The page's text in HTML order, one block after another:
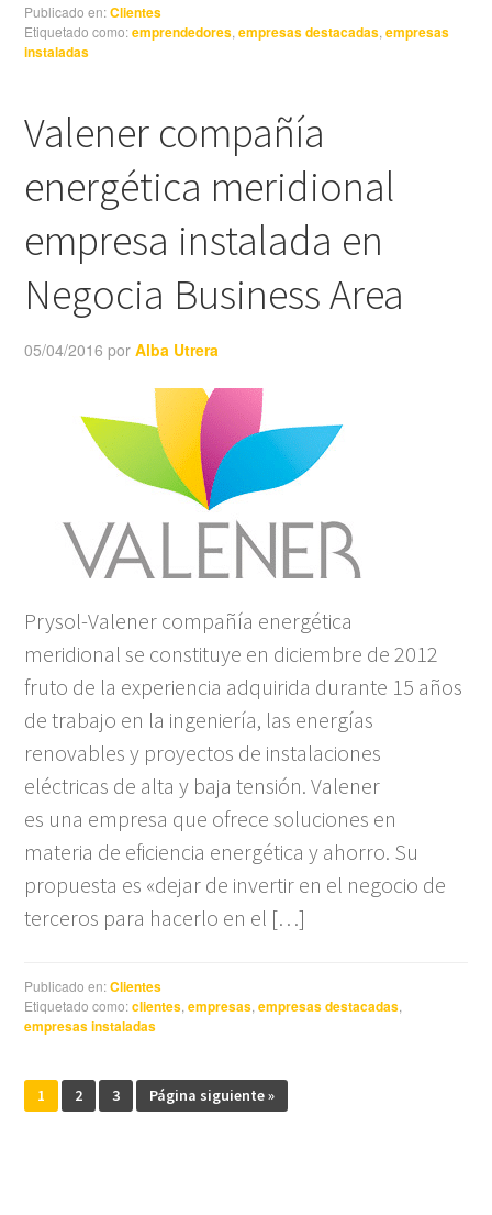
Publicado en:Clientes
Etiquetado como:emprendedores ,empresas destacadas ,empresas
instaladas
Valener compañía
energética meridional
empresa instalada en
Negocia Business Area
05/04/2016 porAlba Utrera
Prysol-Valener compañía energética
meridional se constituye en diciembre de 2012
fruto de la experiencia adquirida durante 15 años
de trabajo en la ingeniería, las energías
renovables y proyectos de instalaciones
eléctricas de alta y baja tensión. Valener
es una empresa que ofrece soluciones en
materia de eficiencia energética y ahorro. Su
propuesta es «dejar de invertir en el negocio de
terceros para hacerlo en el […]
Publicado en:Clientes
Etiquetado como:clientes ,empresas ,empresas destacadas
empresas instaladas
1 2 3 Página siguiente »